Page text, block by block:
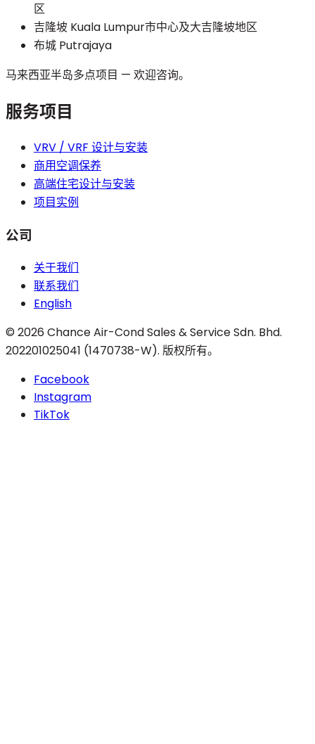
区
吉隆坡 Kuala Lumpur市中心及大吉隆坡地区
布城 Putrajaya
马来西亚半岛多点项目 — 欢迎咨询。
服务项目
VRV / VRF 设计与安装
商用空调保养
高端住宅设计与安装
项目实例
公司
关于我们
联系我们
English
© 2026 Chance Air-Cond Sales & Service Sdn. Bhd.
202201025041 (1470738-W). 版权所有。
Facebook
Instagram
TikTok